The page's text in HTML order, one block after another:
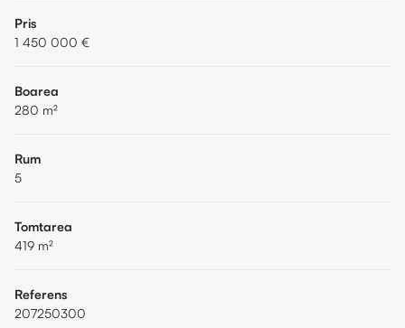
Pris
1 450 000 €
Boarea
280 m²
Rum
5
Tomtarea
419 m²
Referens
207250300